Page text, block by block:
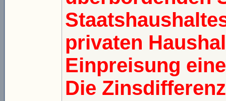
privaten
Einpreisung
Die